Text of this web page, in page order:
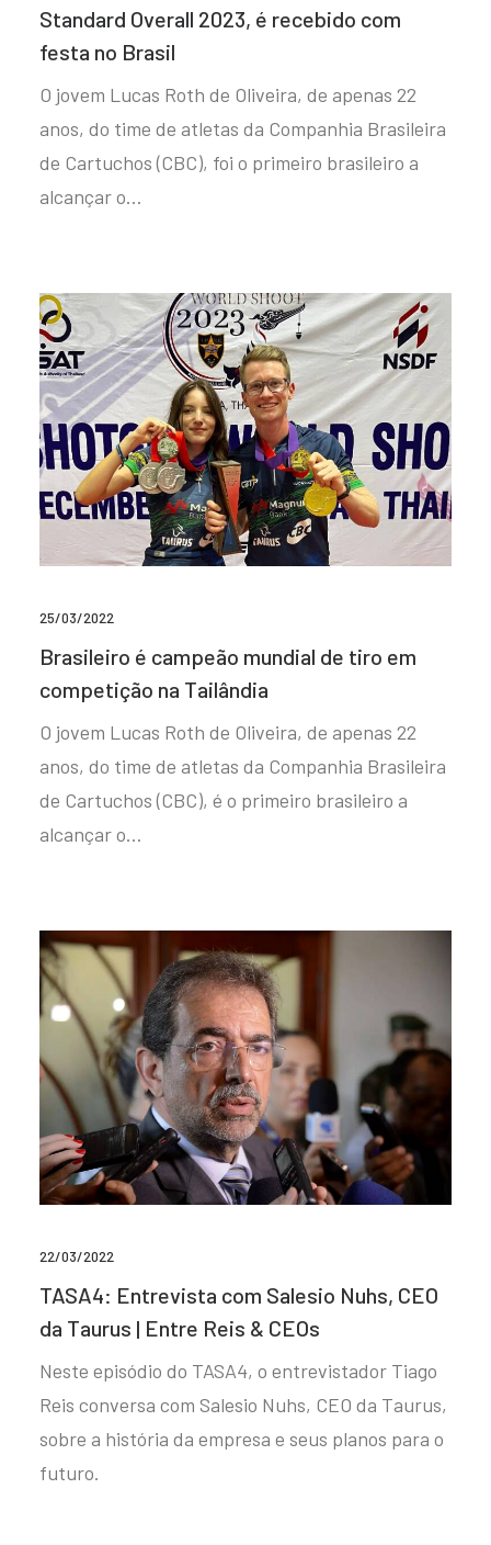
Standard Overall 2023, é recebido com
festa no Brasil
O jovem Lucas Roth de Oliveira, de apenas 22
anos, do time de atletas da Companhia Brasileira
de Cartuchos (CBC), foi o primeiro brasileiro a
alcançar o…
25/03/2022
Brasileiro é campeão mundial de tiro em
competição na Tailândia
O jovem Lucas Roth de Oliveira, de apenas 22
anos, do time de atletas da Companhia Brasileira
de Cartuchos (CBC), é o primeiro brasileiro a
alcançar o…
22/03/2022
TASA4: Entrevista com Salesio Nuhs, CEO
da Taurus | Entre Reis & CEOs
Neste episódio do TASA4, o entrevistador Tiago
Reis conversa com Salesio Nuhs, CEO da Taurus,
sobre a história da empresa e seus planos para o
futuro.